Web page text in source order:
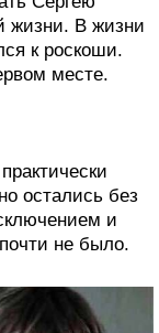
жизни. В жизни
к роскоши.
месте.
остались без
и
не было.